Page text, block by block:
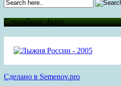
Случайное фото
Сделано в Semenov.pro